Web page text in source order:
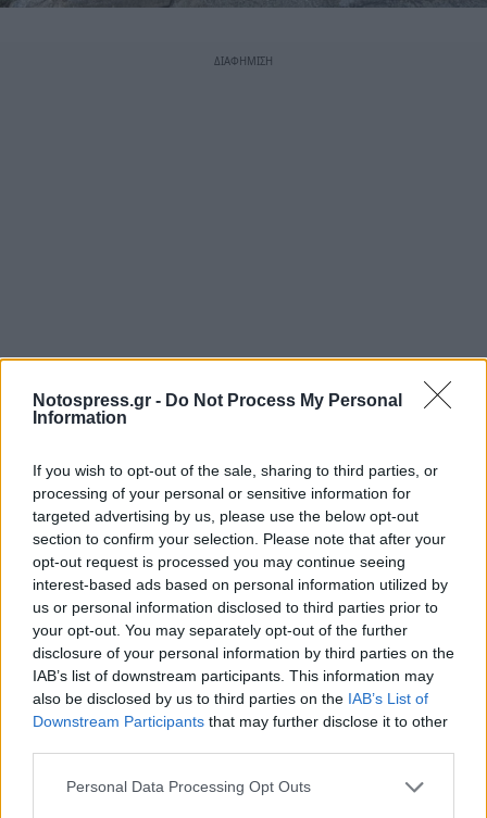
Notospress.gr - Do Not Process My Personal
Information
If you wish to opt-out of the sale, sharing to third parties, or
processing of your personal or sensitive information for
targeted advertising by us, please use the below opt-out
section to confirm your selection. Please note that after your
opt-out request is processed you may continue seeing
interest-based ads based on personal information utilized by
us or personal information disclosed to third parties prior to
your opt-out. You may separately opt-out of the further
disclosure of your personal information by third parties on the
IAB’s list of downstream participants. This information may
also be disclosed by us to third parties on the IAB’s List of
Downstream Participants that may further disclose it to other
Personal Data Processing Opt Outs